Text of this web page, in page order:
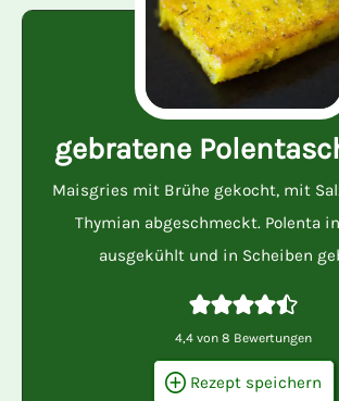
gebratene
Maisgries mit Brühe gekocht, mit
Thymian abgeschmeckt. Polenta
ausgekühlt und in Scheiben
4,4 von 8 Bewertungen
Rezept speichern